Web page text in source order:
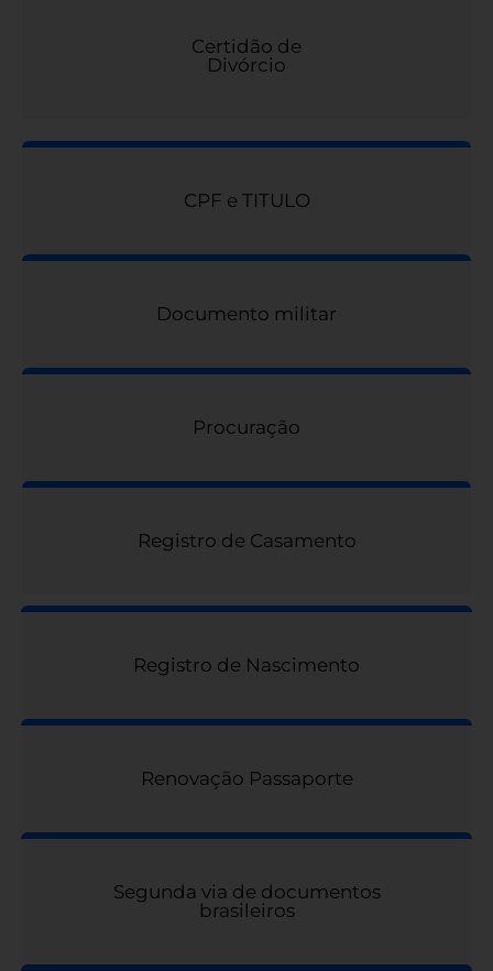
Certidão de
Divórcio
CPF e TITULO
Documento militar
Procuração
Registro de Casamento
Registro de Nascimento
Renovação Passaporte
Segunda via de documentos
brasileiros